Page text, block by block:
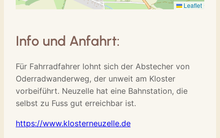
Leaflet
Info und Anfahrt:
Für Fahrradfahrer lohnt sich der Abstecher von
Oderradwanderweg, der unweit am Kloster
vorbeiführt. Neuzelle hat eine Bahnstation, die
selbst zu Fuss gut erreichbar ist.
https://www.klosterneuzelle.de